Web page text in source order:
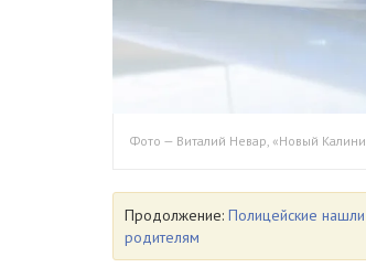
Фото — Виталий Невар, «Новый
Продолжение: Полицейские нашли
родителям